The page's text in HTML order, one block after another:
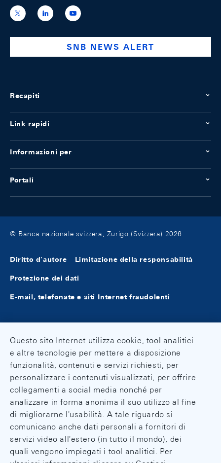
https://x.com/snb_bns
https://ch.linkedin.com/company/swiss-
national-
https://www.youtube.com/
SNB NEWS ALERT
Recapiti
Link rapidi
Informazioni per
Portali
© Banca nazionale svizzera, Zurigo (Svizzera) 2026
Diritto d'autore Limitazione della responsabilità
Protezione dei dati
E-mail, telefonate e siti Internet fraudolenti
Questo sito Internet utilizza cookie, tool analitici
e altre tecnologie per mettere a disposizione
funzionalità, contenuti e servizi richiesti, per
personalizzare i contenuti visualizzati, per offrire
collegamenti a social media nonché per
analizzare in forma anonima il suo utilizzo al fine
di migliorarne l'usabilità. A tale riguardo si
comunicano anche dati personali a fornitori di
servizi video all'estero (in tutto il mondo), dei
quali vengono impiegati i tool analitici. Per